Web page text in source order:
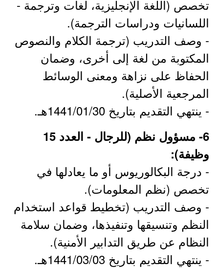
تخصص (اللغة الإنجليزية، لغات وترجمة -
اللسانيات ودراسات الترجمة).
- وصف التدريب (ترجمة الكلام والنصوص
المكتوبة من لغة إلى أخرى، وضمان
الحفاظ على نزاهة ومعنى الوسائط
المرجعية الأصلية).
- ينتهي التقديم بتاريخ 1441/01/30هـ.
6- مسؤول نظم (للرجال - العدد 15
وظيفة):
- درجة البكالوريوس أو ما يعادلها في
تخصص (نظم المعلومات).
- وصف التدريب (تخطيط قواعد استخدام
النظم وتنسيقها وتنفيذها، وضمان سلامة
النظام عن طريق التدابير الأمنية).
- ينتهي التقديم بتاريخ 1441/03/03هـ.